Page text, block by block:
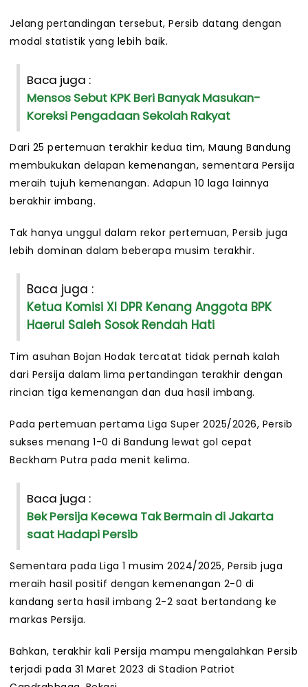
Jelang pertandingan tersebut, Persib datang dengan
modal statistik yang lebih baik.
Baca juga :
Mensos Sebut KPK Beri Banyak Masukan-
Koreksi Pengadaan Sekolah Rakyat
Dari 25 pertemuan terakhir kedua tim, Maung Bandung
membukukan delapan kemenangan, sementara Persija
meraih tujuh kemenangan. Adapun 10 laga lainnya
berakhir imbang.
Tak hanya unggul dalam rekor pertemuan, Persib juga
lebih dominan dalam beberapa musim terakhir.
Baca juga :
Ketua Komisi XI DPR Kenang Anggota BPK
Haerul Saleh Sosok Rendah Hati
Tim asuhan Bojan Hodak tercatat tidak pernah kalah
dari Persija dalam lima pertandingan terakhir dengan
rincian tiga kemenangan dan dua hasil imbang.
Pada pertemuan pertama Liga Super 2025/2026, Persib
sukses menang 1-0 di Bandung lewat gol cepat
Beckham Putra pada menit kelima.
Baca juga :
Bek Persija Kecewa Tak Bermain di Jakarta
saat Hadapi Persib
Sementara pada Liga 1 musim 2024/2025, Persib juga
meraih hasil positif dengan kemenangan 2-0 di
kandang serta hasil imbang 2-2 saat bertandang ke
markas Persija.
Bahkan, terakhir kali Persija mampu mengalahkan Persib
terjadi pada 31 Maret 2023 di Stadion Patriot